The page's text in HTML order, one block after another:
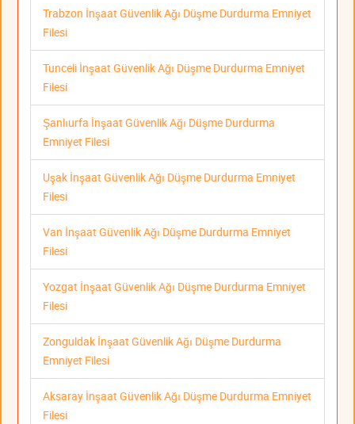
Trabzon İnşaat Güvenlik Ağı Düşme Durdurma Emniyet
Filesi
Tunceli İnşaat Güvenlik Ağı Düşme Durdurma Emniyet
Filesi
Şanlıurfa İnşaat Güvenlik Ağı Düşme Durdurma
Emniyet Filesi
Uşak İnşaat Güvenlik Ağı Düşme Durdurma Emniyet
Filesi
Van İnşaat Güvenlik Ağı Düşme Durdurma Emniyet
Filesi
Yozgat İnşaat Güvenlik Ağı Düşme Durdurma Emniyet
Filesi
Zonguldak İnşaat Güvenlik Ağı Düşme Durdurma
Emniyet Filesi
Aksaray İnşaat Güvenlik Ağı Düşme Durdurma Emniyet
Filesi